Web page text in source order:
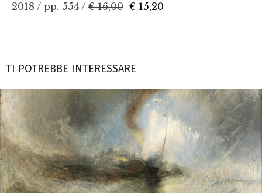
2018 / pp. 554 / € 16,00 € 15,20
TI POTREBBE INTERESSARE